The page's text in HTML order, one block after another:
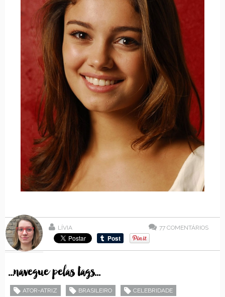
LÍVIA 77 COMENTÁRIOS
...navegue pelas tags...
ATOR-ATRIZ BRASILEIRO CELEBRIDADE